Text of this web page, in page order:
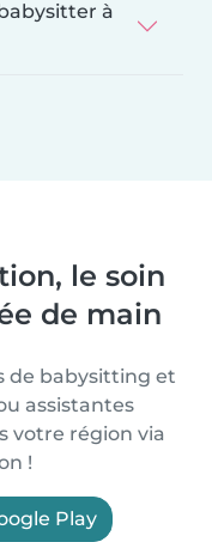
à
le soin
de main
de babysitting et
assistantes
votre région via
!
Play